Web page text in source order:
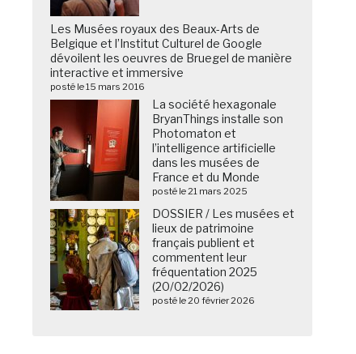
Les Musées royaux des Beaux-Arts de
Belgique et l’Institut Culturel de Google
dévoilent les oeuvres de Bruegel de manière
interactive et immersive
posté le 15 mars 2016
La société hexagonale
BryanThings installe son
Photomaton et
l’intelligence artificielle
dans les musées de
France et du Monde
posté le 21 mars 2025
DOSSIER / Les musées et
lieux de patrimoine
français publient et
commentent leur
fréquentation 2025
(20/02/2026)
posté le 20 février 2026